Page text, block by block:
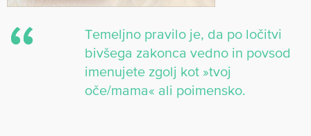
Temeljno pravilo je, da po ločitvi
bivšega zakonca vedno in povsod
imenujete zgolj kot »tvoj
oče/mama« ali poimensko.